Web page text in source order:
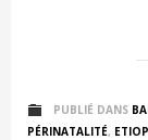
PUBLIÉ DANS
PÉRINATALITÉ,